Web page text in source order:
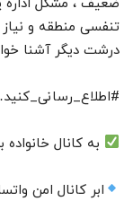
ضعیف ، مشکل
تنفسی منطقه و
درشت دیگر آشنا
به کانال
ابر کانال امن